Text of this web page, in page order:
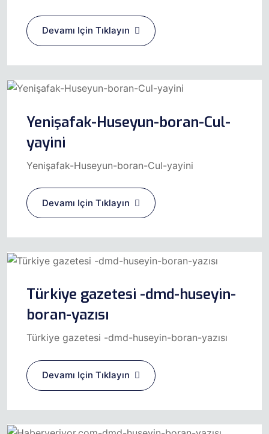
Devamı Için Tıklayın
Yenişafak-Huseyun-boran-Cul-
yayini
Yenişafak-Huseyun-boran-Cul-yayini
Devamı Için Tıklayın
Türkiye gazetesi -dmd-huseyin-
boran-yazısı
Türkiye gazetesi -dmd-huseyin-boran-yazısı
Devamı Için Tıklayın